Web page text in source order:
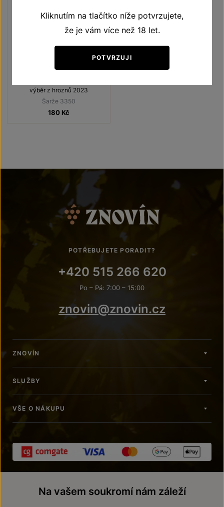
výběr z hroznů 2023
Šarže 3350
180 Kč
POTŘEBUJETE PORADIT?
+420 515 266 620
Po – Pá: 7:00 – 15:00
znovin@znovin.cz
ZNOVÍN
SLUŽBY
VŠE O NÁKUPU
Kliknutím na tlačítko níže potvrzujete,
že je vám více než 18 let.
POTVRZUJI
Na vašem soukromí nám záleží